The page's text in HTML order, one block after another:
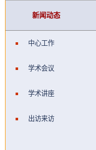
新闻动态
中心工作
学术会议
学术讲座
出访来访